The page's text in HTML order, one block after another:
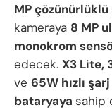
MP çözünürlüklü
kameraya 8 MP
monokrom
edecek. X3 Lite,
ve 65W hızlı
bataryaya sahip